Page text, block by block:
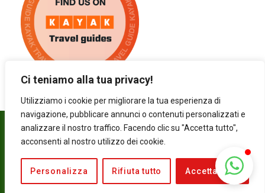
Ci teniamo alla tua privacy!
Utilizziamo i cookie per migliorare la tua esperienza di
navigazione, pubblicare annunci o contenuti personalizzati e
analizzare il nostro traffico. Facendo clic su "Accetta tutto",
acconsenti al nostro utilizzo dei cookie.
Personalizza Rifiuta tutto Accetta tutto
COPYRIGHT © 2025 A SPASSO PER DUBLINO. ALL
WEBSITE DESIGN BY CREATIVE FACTORY